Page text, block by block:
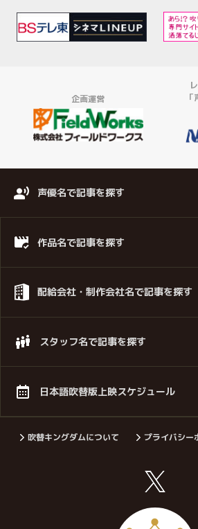
企画運営
声優名で記事を探す
作品名で記事を探す
配給会社・制作会社名で記事を探す
スタッフ名で記事を探す
日本語吹替版上映スケジュール
吹替キングダムについて プライバシー